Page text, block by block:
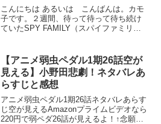
こんにちは あるいは こんばんは。カモ
子です。２週間、待って待って待ち続け
ていたSPY FAMILY（スパイファミリ
多かったのですが・・・・ ユーリ君、イ
メージと違うよ...
【アニメ弱虫ペダル1期26話空が
見える】小野田悲劇！ネタバレあ
らすじと感想
アニメ弱虫ペダル1期26話ネタバレあらす
じ空が見えるAmazonプライムビデオなら
220円で弱ペダ26話が見えるよ！↑念願の